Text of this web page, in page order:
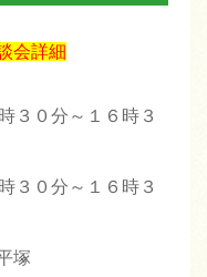
会詳細
３０分～１６時３
０分～１６時３
塚